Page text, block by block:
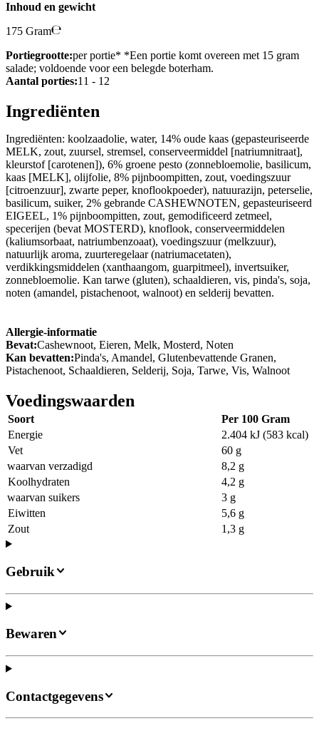
Inhoud en gewicht
175 Gram
Portiegrootte:per portie* *Een portie komt overeen met 15 gram
salade; voldoende voor een belegde boterham.
Aantal porties:11 - 12
Ingrediënten
Ingrediënten: koolzaadolie, water, 14% oude kaas (gepasteuriseerde
MELK, zout, zuursel, stremsel, conserveermiddel [natriumnitraat],
kleurstof [carotenen]), 6% groene pesto (zonnebloemolie, basilicum,
kaas [MELK], olijfolie, 8% pijnboompitten, zout, voedingszuur
[citroenzuur], zwarte peper, knoflookpoeder), natuurazijn, peterselie,
basilicum, suiker, 2% gebrande CASHEWNOTEN, gepasteuriseerd
EIGEEL, 1% pijnboompitten, zout, gemodificeerd zetmeel,
specerijen (bevat MOSTERD), knoflook, conserveermiddelen
(kaliumsorbaat, natriumbenzoaat), voedingszuur (melkzuur),
natuurlijk aroma, zuurteregelaar (natriumacetaten),
verdikkingsmiddelen (xanthaangom, guarpitmeel), invertsuiker,
zonnebloemolie. Kan tarwe (gluten), schaaldieren, vis, pinda's, soja,
noten (amandel, pistachenoot, walnoot) en selderij bevatten.
Allergie-informatie
Bevat:Cashewnoot, Eieren, Melk, Mosterd, Noten
Kan bevatten:Pinda's, Amandel, Glutenbevattende Granen,
Pistachenoot, Schaaldieren, Selderij, Soja, Tarwe, Vis, Walnoot
Voedingswaarden
Soort
Per 100 Gram
Energie
2.404 kJ (583 kcal)
Vet
60 g
waarvan verzadigd
8,2 g
Koolhydraten
4,2 g
waarvan suikers
3 g
Eiwitten
5,6 g
Zout
1,3 g
Gebruik
Bewaren
Contactgegevens